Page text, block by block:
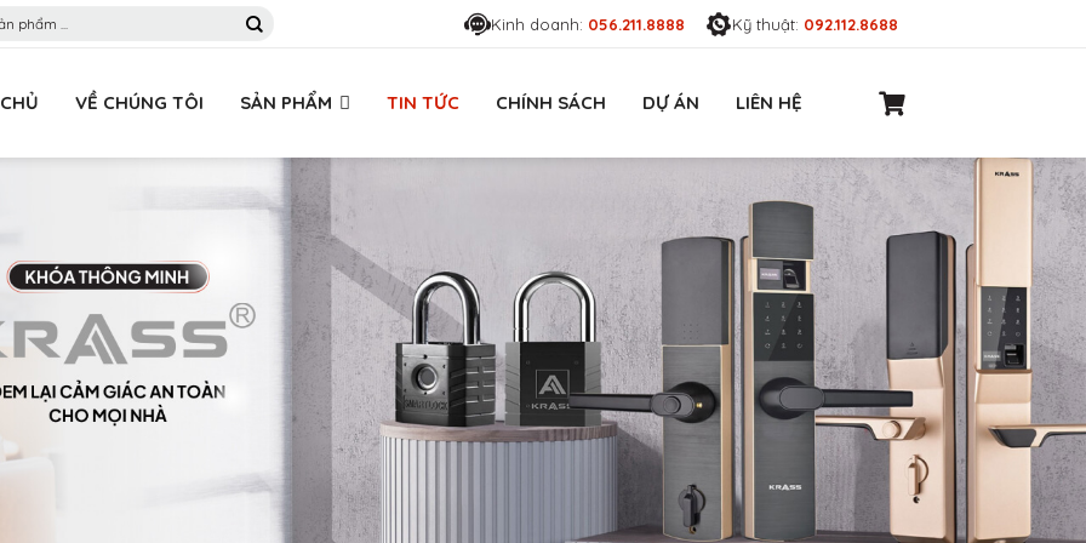
Kinh doanh: 056.211.8888 Kỹ thuật: 092.112.8688
VỀ CHÚNG TÔI SẢN PHẨM TIN TỨC CHÍNH SÁCH DỰ ÁN LIÊN HỆ